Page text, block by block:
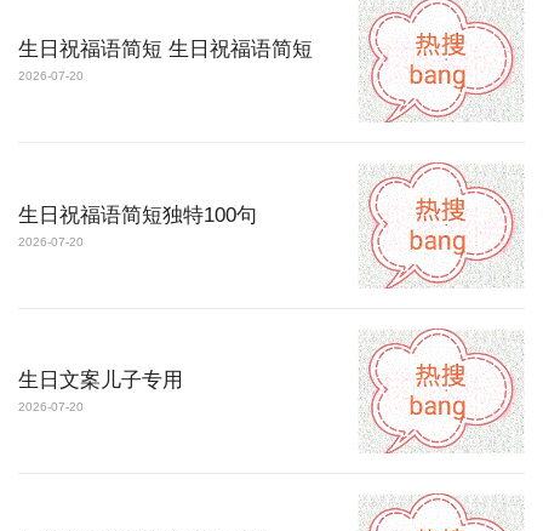
生日祝福语简短 生日祝福语简短
2026-07-20
生日祝福语简短独特100句
2026-07-20
生日文案儿子专用
2026-07-20